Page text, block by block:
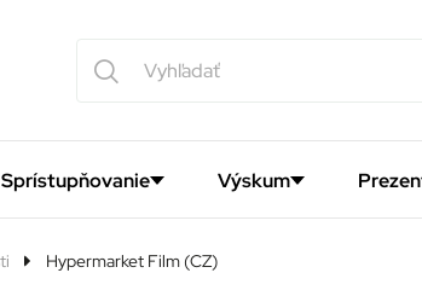
Sprístupňovanie Výskum
Hypermarket Film (CZ)